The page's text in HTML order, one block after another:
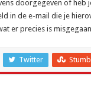
doorgegeven of heb
in de e-mail die je
er precies is
Twitter